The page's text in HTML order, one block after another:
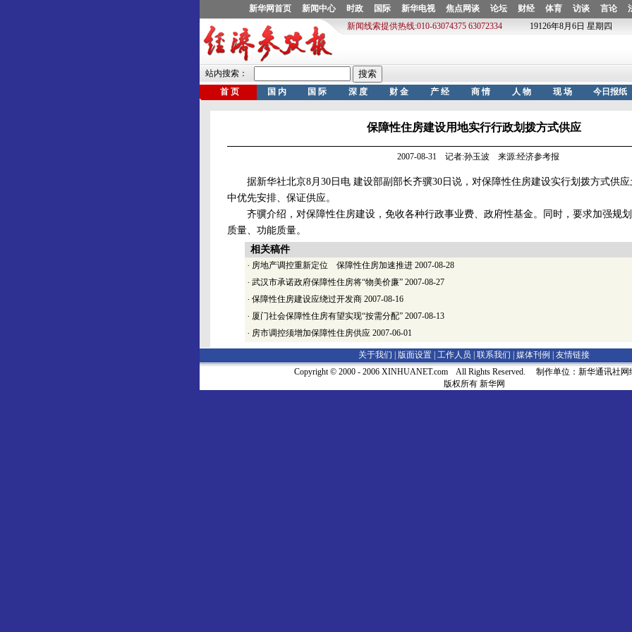
保障性住房建设用地实行行政划拨方式供应
2007-08-31 记者:孙玉波 来源:经济参考报
据新华社北京8月30日电 建设部副部长齐骥30日说，对保障性住房建设实行划拨方式供应
中优先安排、保证供应。
齐骥介绍，对保障性住房建设，免收各种行政事业费、政府性基金。同时，要求加强规
质量、功能质量。
相关稿件
· 房地产调控重新定位 保障性住房加速推进 2007-08-28
· 武汉市承诺政府保障性住房将“物美价廉” 2007-08-27
· 保障性住房建设应绕过开发商 2007-08-16
· 厦门社会保障性住房有望实现“按需分配” 2007-08-13
· 房市调控须增加保障性住房供应 2007-06-01
关于我们 | 版面设置 工作人员 联系我们 媒体刊例
友情链接
Copyright © 2000 - 2006 XINHUANET.com All Rights Reserved. 制作单位：新华通讯社网
版权所有 新华网